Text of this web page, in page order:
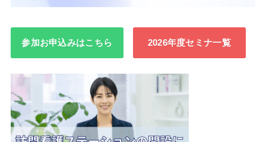
参加お申込みはこちら 2026年度セミナ一覧